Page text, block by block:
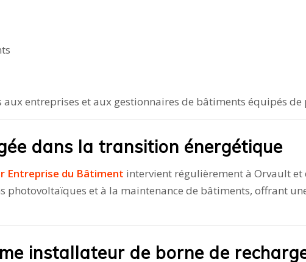
entreprises et aux gestionnaires de bâtiments équipés
dans la transition énergétique
Entreprise du Bâtiment intervient régulièrement à Orvault et
photovoltaïques et à la maintenance de bâtiments, offrant
installateur de borne de